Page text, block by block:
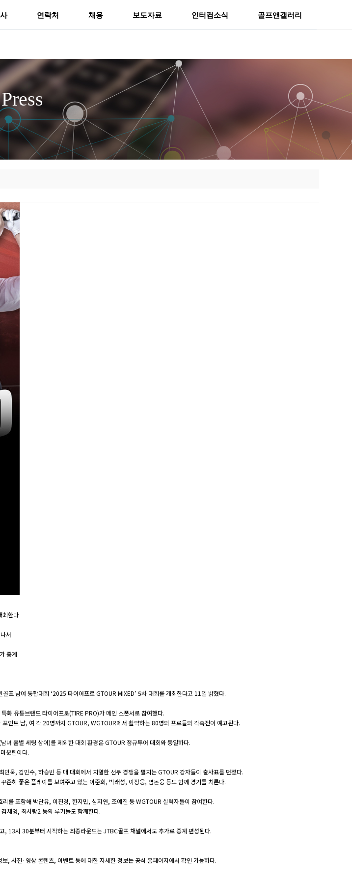
연락처 채용 보도자료 인터컴소식 골프앤갤러리
Press
최한다
서
중계
프 남여 통합대회 ‘2025 타이어프로 GTOUR MIXED’ 5차 대회를 개최한다고 11일 밝혔다.
화 유통브랜드 타이어프로(TIRE PRO)가 메인 스폰서로 참여했다.
인트 남, 여 각 20명까지 GTOUR, WGTOUR에서 활약하는 80명의 프로들의 각축전이 예고된다.
녀 홀별 세팅 상이)를 제외한 대회 환경은 GTOUR 정규투어 대회와 동일하다.
운틴이다.
욱, 김민수, 하승빈 등 매 대회에서 치열한 선두 경쟁을 펼치는 GTOUR 강자들이 출사표를 던졌다.
준히 좋은 플레이를 보여주고 있는 이준희, 박래성, 이정웅, 염돈웅 등도 함께 경기를 치른다.
를 포함해 박단유, 이진경, 한지민, 심지연, 조예진 등 WGTOUR 실력자들이 참여한다.
채영, 최사랑2 등의 루키들도 함께한다.
13시 30분부터 시작하는 최종라운드는 JTBC골프 채널에서도 추가로 중계 편성된다.
, 사진·영상 콘텐츠, 이벤트 등에 대한 자세한 정보는 공식 홈페이지에서 확인 가능하다.